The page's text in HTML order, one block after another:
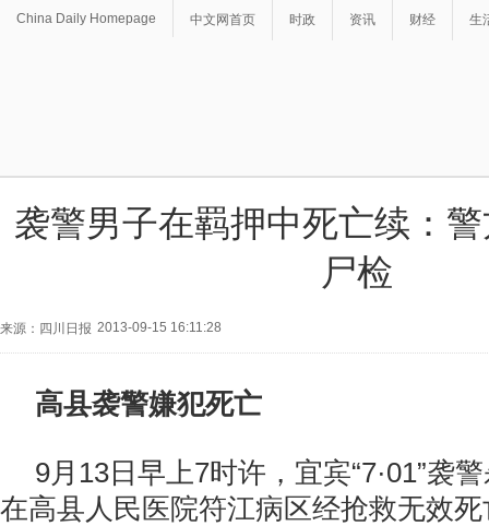
China Daily Homepage 中文网首页 时政 资讯 财经 生
袭警男子在羁押中死亡续：
尸检
来源：四川日报 2013-09-15 16:11:28
高县袭警嫌犯死亡
9月13日早上7时许，宜宾“7·01”袭
在高县人民医院符江病区经抢救无效